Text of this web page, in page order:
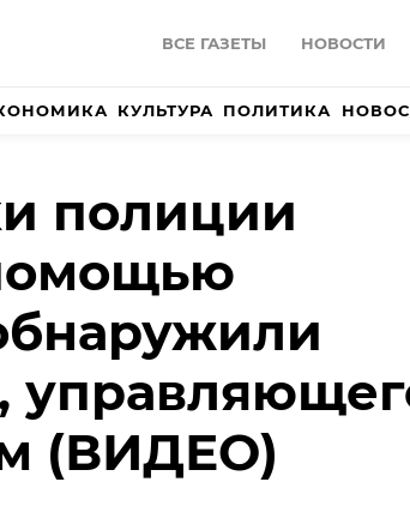
ВСЕ ГАЗЕТЫ НОВОСТИ
КУЛЬТУРА ПОЛИТИКА
полиции
(ВИДЕО)